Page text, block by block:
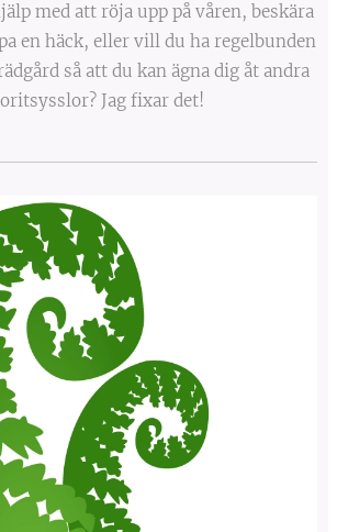
med att röja upp på våren, beskära
en häck, eller vill du ha regelbunden
så att du kan ägna dig åt andra
Jag fixar det!